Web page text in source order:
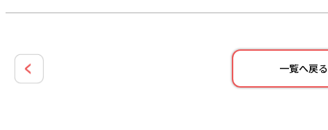
一覧へ戻る